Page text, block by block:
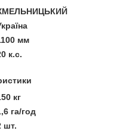
мм
к.с.
кг
га/год
шт.